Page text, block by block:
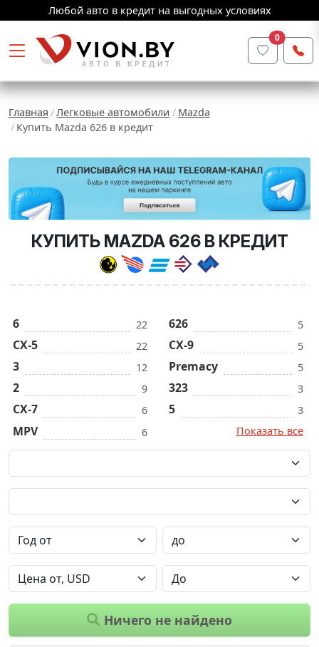
Любой авто в кредит на выгодных условиях
0
Главная Легковые автомобили
Mazda
Купить Mazda 626 в кредит
КУПИТЬ MAZDA 626 В КРЕДИТ
6 22
CX-5 22
3 12
2 9
CX-7 6
MPV 6
626 5
CX-9 5
Premacy 5
323 3
5
3
Показать все
Ничего не найдено